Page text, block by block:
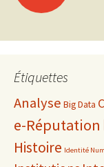
des
articles
Étiquettes
Analyse Big Data
e-Réputation
Histoire Identité